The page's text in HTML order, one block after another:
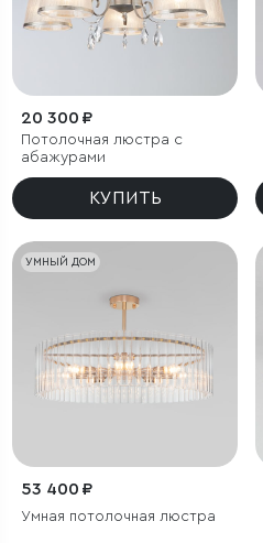
20 300 ₽
Потолочная люстра с
абажурами
КУПИТЬ
УМНЫЙ ДОМ
53 400 ₽
Умная потолочная люстра